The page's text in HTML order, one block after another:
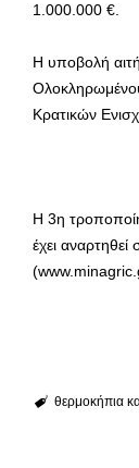
1.000.000 €.
Η υποβολή
Κρατικών
Η 3η
έχει
θερμοκήπια